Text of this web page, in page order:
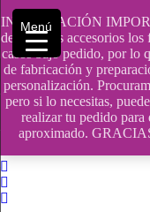
INFORMACIÓN
de nuestros accesorios
casos bajo pedido, por lo
de fabricación y
personalización.
pero si lo necesitas,
realizar tu pedido para
aproximado.
Saltar
contenido
609241475 SOLO DE
info@hobbyaescala.com
San Fernando de Henares
10:00 - 14:00
Menú